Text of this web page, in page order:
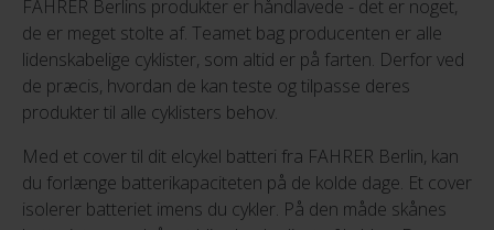
FAHRER Berlins produkter er håndlavede - det er noget,
de er meget stolte af. Teamet bag producenten er alle
lidenskabelige cyklister, som altid er på farten. Derfor ved
de præcis, hvordan de kan teste og tilpasse deres
produkter til alle cyklisters behov.
Med et cover til dit elcykel batteri fra FAHRER Berlin, kan
du forlænge batterikapaciteten på de kolde dage. Et cover
isolerer batteriet imens du cykler. På den måde skånes